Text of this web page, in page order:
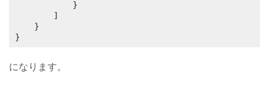
}
になります。